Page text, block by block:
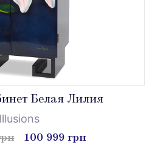
Белая Лилия
Illusions
100 999 грн